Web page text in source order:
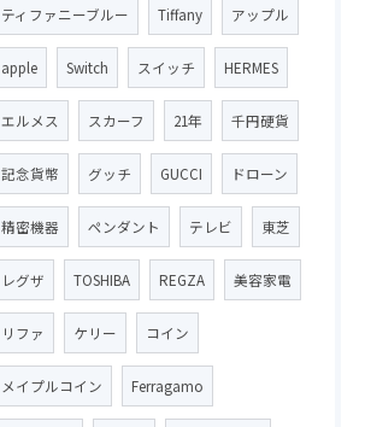
ティファニーブルー Tiffany アップル
apple Switch スイッチ HERMES
エルメス スカーフ 21年 千円硬貨
記念貨幣 グッチ GUCCI ドローン
精密機器 ペンダント テレビ 東芝
レグザ TOSHIBA REGZA 美容家電
リファ ケリー コイン
メイプルコイン Ferragamo